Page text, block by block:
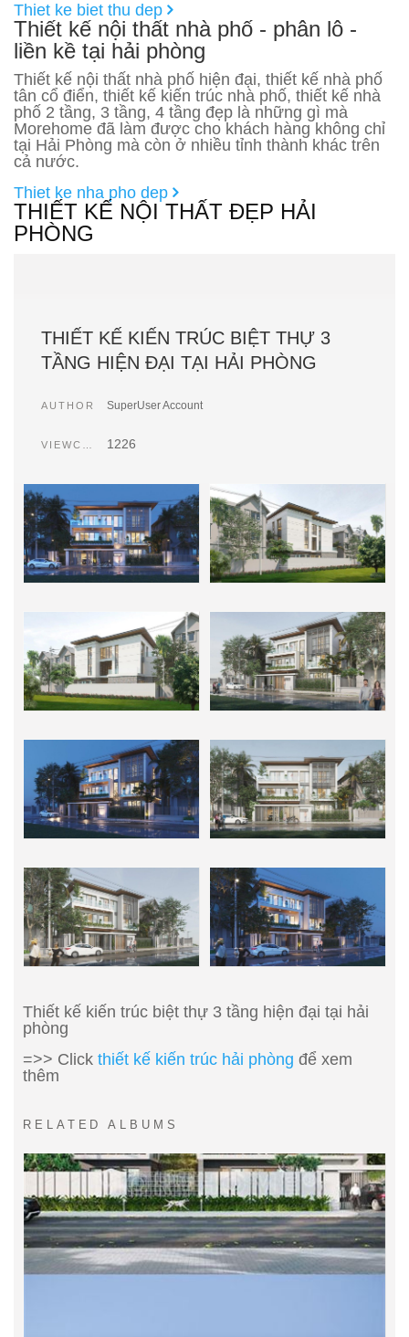
Thiet ke biet thu dep
Thiết kế nội thất nhà phố - phân lô -
liền kề tại hải phòng
Thiết kế nội thất nhà phố hiện đại, thiết kế nhà phố
tân cổ điển, thiết kế kiến trúc nhà phố, thiết kế nhà
phố 2 tầng, 3 tầng, 4 tầng đẹp là những gì mà
Morehome đã làm được cho khách hàng không chỉ
tại Hải Phòng mà còn ở nhiều tỉnh thành khác trên
cả nước.
Thiet ke nha pho dep
THIẾT KẾ NỘI THẤT ĐẸP HẢI
PHÒNG
THIẾT KẾ KIẾN TRÚC BIỆT THỰ 3
TẦNG HIỆN ĐẠI TẠI HẢI PHÒNG
AUTHOR SuperUser Account
VIEWCOUNT 1226
Thiết kế kiến trúc biệt thự 3 tầng hiện đại tại hải
phòng
=>> Click thiết kế kiến trúc hải phòng để xem
thêm
RELATED ALBUMS